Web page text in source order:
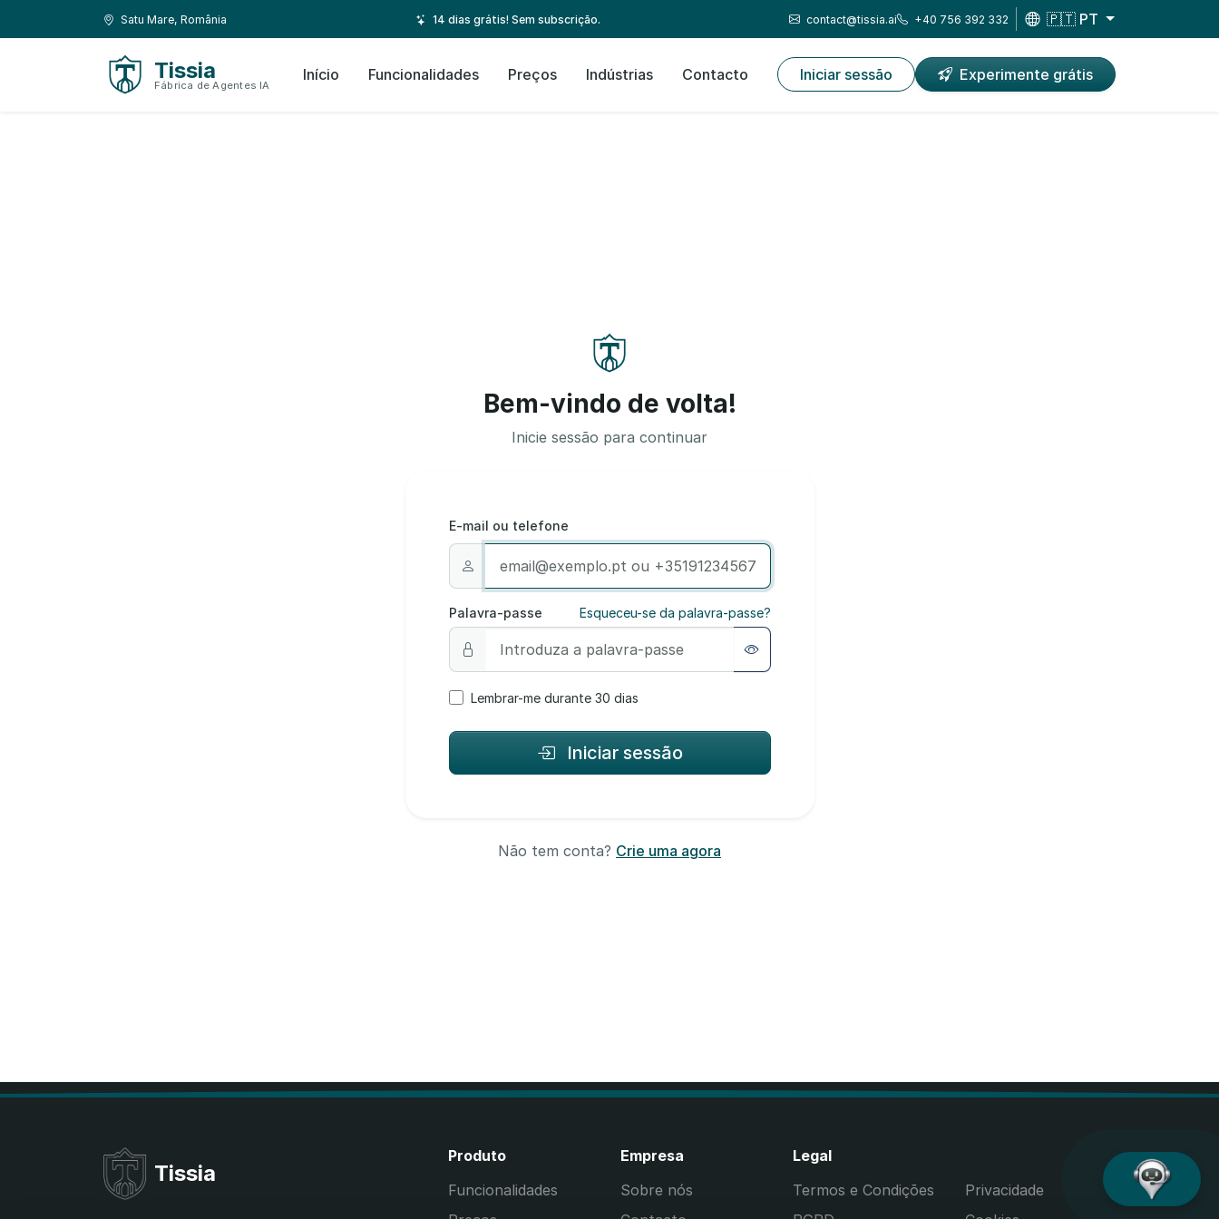
Ir para o conteúdo
Ir para navegação Localização:
Satu Mare, România 14 dias grátis! Sem subscrição. contact@tissia.ai +40 756 392 332 🇵🇹 PT
Tissia
Fábrica de Agentes IA
Início Funcionalidades Preços Indústrias Contacto Iniciar sessão Experimente grátis
Bem-vindo de volta!
Inicie sessão para continuar
E-mail ou telefone
Palavra-passe Esqueceu-se da palavra-passe?
Lembrar-me durante 30 dias
Iniciar sessão
Não tem conta? Crie uma agora
Tissia
Produto
Funcionalidades
Empresa
Sobre nós
Legal
Termos e Condições
Privacidade